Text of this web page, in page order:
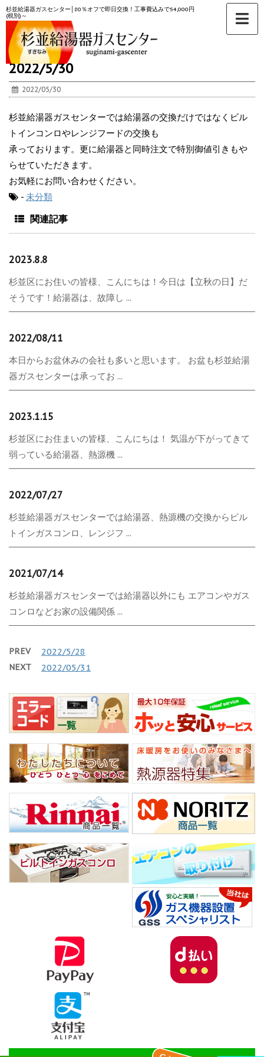
杉並給湯器ガスセンター│80％オフで即日交換！工事費込みで54,000円
(税別)～
ホーム >未分類 >
2022/5/30
2022/05/30
杉並給湯器ガスセンターでは給湯器の交換だけではなくビル
トインコンロやレンジフードの交換も
承っております。更に給湯器と同時注文で特別御値引きもや
らせていただきます。
お気軽にお問い合わせください。
- 未分類
関連記事
2023.8.8
杉並区にお住いの皆様、こんにちは！今日は【立秋の日】だ
そうです！給湯器は、故障し ...
2022/08/11
本日からお盆休みの会社も多いと思います。 お盆も杉並給湯
器ガスセンターは承ってお ...
2023.1.15
杉並区にお住まいの皆様、こんにちは！ 気温が下がってきて
弱っている給湯器、熱源機 ...
2022/07/27
杉並給湯器ガスセンターでは給湯器、熱源機の交換からビル
トインガスコンロ、レンジフ ...
2021/07/14
杉並給湯器ガスセンターでは給湯器以外にも エアコンやガス
コンロなどお家の設備関係 ...
PREV 2022/5/28
NEXT 2022/05/31